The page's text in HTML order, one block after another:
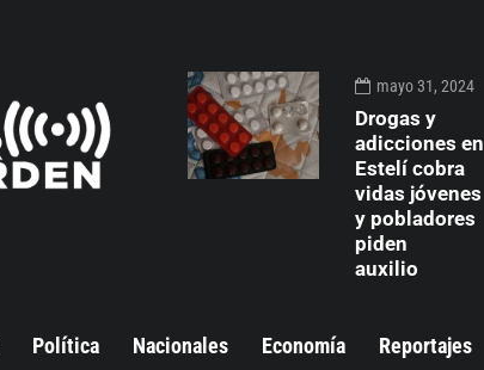
mayo 31, 2024
Drogas y
adicciones en
Estelí cobra
vidas jóvenes
y pobladores
piden
auxilio
Política Nacionales Economía Reportajes